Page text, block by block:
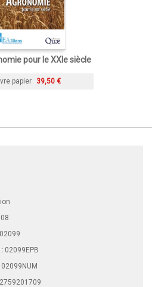
pour le XXIe siècle
papier 39,50 €
02099
02099EPB
02099NUM